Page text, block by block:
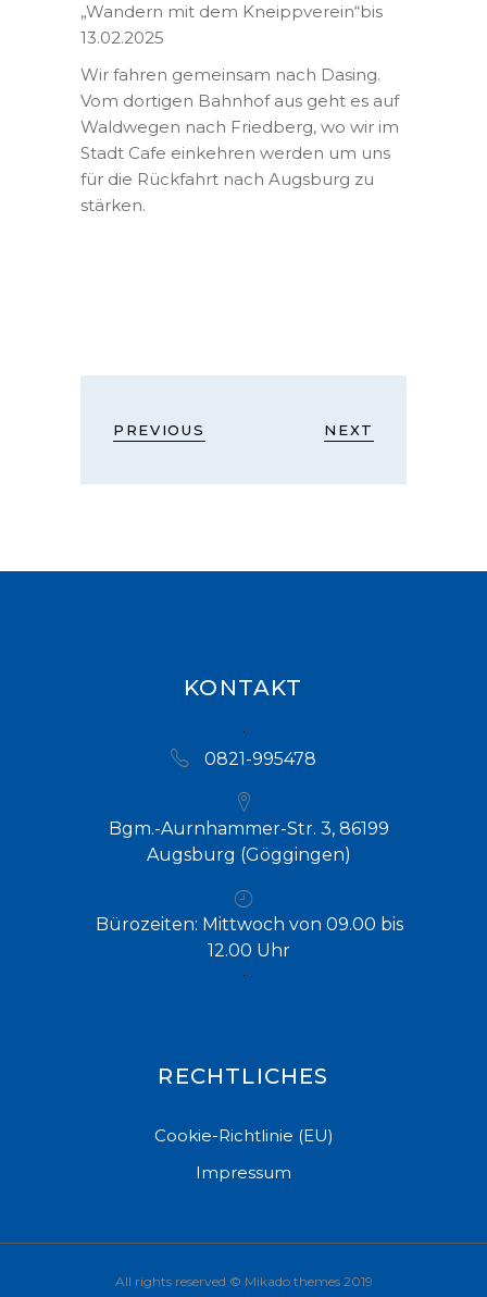
„Wandern mit dem Kneippverein“bis
13.02.2025
Wir fahren gemeinsam nach Dasing.
Vom dortigen Bahnhof aus geht es auf
Waldwegen nach Friedberg, wo wir im
Stadt Cafe einkehren werden um uns
für die Rückfahrt nach Augsburg zu
stärken.
PREVIOUS NEXT
KONTAKT
0821-995478
Bgm.-Aurnhammer-Str. 3, 86199
Augsburg (Göggingen)
Bürozeiten: Mittwoch von 09.00 bis
12.00 Uhr
RECHTLICHES
Cookie-Richtlinie (EU)
Impressum
All rights reserved © Mikado themes 2019